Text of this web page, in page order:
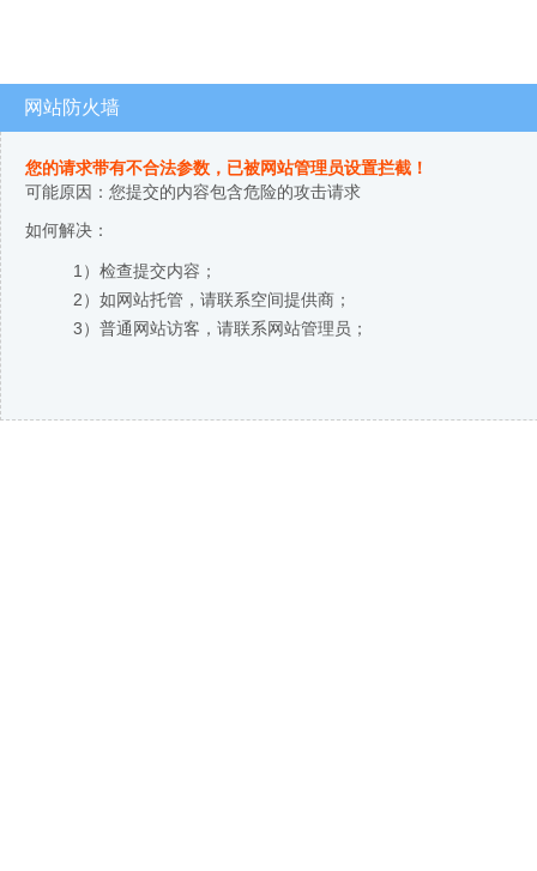
网站防火墙
您的请求带有不合法参数，已被网站管理员设置拦截！
可能原因：您提交的内容包含危险的攻击请求
如何解决：
1）检查提交内容；
2）如网站托管，请联系空间提供商；
3）普通网站访客，请联系网站管理员；